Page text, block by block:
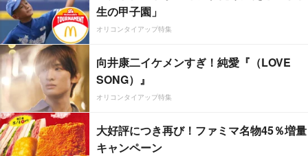
生の甲子園」
オリコンタイアップ特集
向井康二イケメンすぎ！純愛『（LOVE
SONG）』
オリコンタイアップ特集
大好評につき再び！ファミマ名物45％増量
キャンペーン